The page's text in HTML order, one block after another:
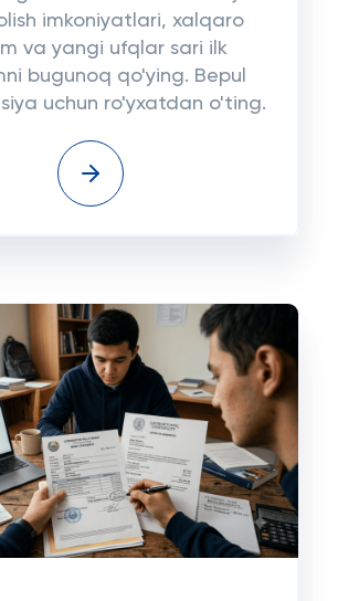
imkoniyatlari, xalqaro
va yangi ufqlar sari ilk
bugunoq qo'ying. Bepul
uchun ro'yxatdan o'ting.